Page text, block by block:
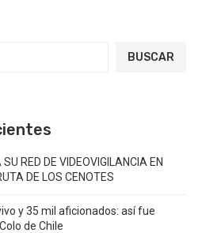
BUSCAR
RED DE VIDEOVIGILANCIA EN
DE LOS CENOTES
y 35 mil aficionados: así fue
de Chile